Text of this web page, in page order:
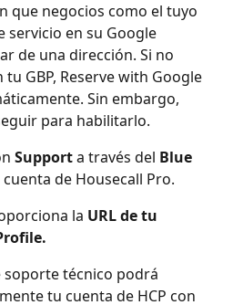
que negocios como el tuyo
servicio en su Google
de una dirección. Si no
GBP, Reserve with Google
Sin embargo,
para habilitarlo.
Support a través del Blue
de Housecall Pro.
la URL de tu
técnico podrá
tu cuenta de HCP con